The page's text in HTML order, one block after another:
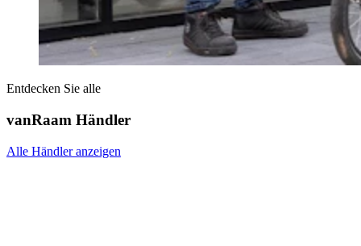
Entdecken Sie alle
vanRaam Händler
Alle Händler anzeigen